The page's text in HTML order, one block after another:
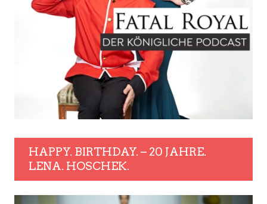
HAPPY. BIRTHDAY. – 20 JAHRE.
LENA. HOSCHEK.